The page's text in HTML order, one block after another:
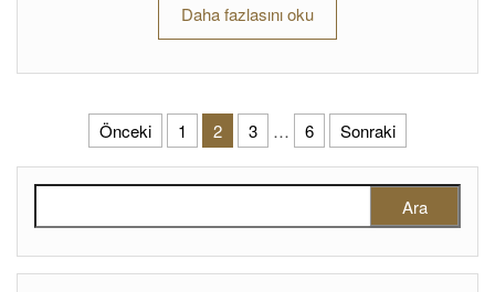
Daha fazlasını oku
Yazı sayfalandırması
Önceki 1 2 3 … 6 Sonraki